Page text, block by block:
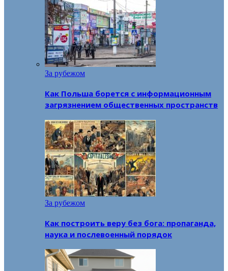
За рубежом
Как Польша борется с информационным
загрязнением общественных пространств
За рубежом
Как построить веру без бога: пропаганда,
наука и послевоенный порядок